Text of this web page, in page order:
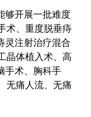
够开展一批难度
术、重度脱垂痔
灵注射治疗混合
晶体植入术、高
手术、胸科手
无痛人流、无痛